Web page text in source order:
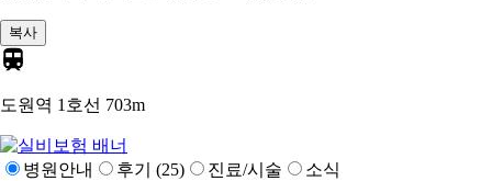
복사
도원역 1호선 703m
병원안내 후기 (25) 진료/시술 소식